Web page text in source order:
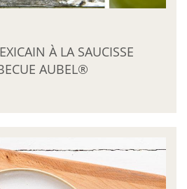
À LA SAUCISSE
AUBEL®